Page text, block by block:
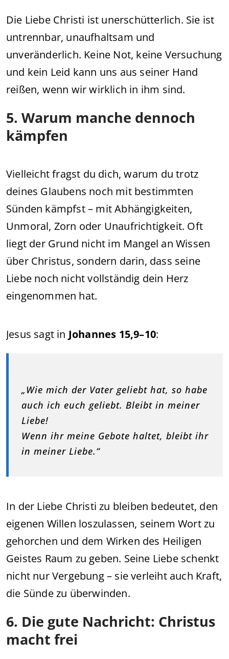
Die Liebe Christi ist unerschütterlich. Sie ist
untrennbar, unaufhaltsam und
unveränderlich. Keine Not, keine Versuchung
und kein Leid kann uns aus seiner Hand
reißen, wenn wir wirklich in ihm sind.
5. Warum manche dennoch
kämpfen
Vielleicht fragst du dich, warum du trotz
deines Glaubens noch mit bestimmten
Sünden kämpfst – mit Abhängigkeiten,
Unmoral, Zorn oder Unaufrichtigkeit. Oft
liegt der Grund nicht im Mangel an Wissen
über Christus, sondern darin, dass seine
Liebe noch nicht vollständig dein Herz
eingenommen hat.
Jesus sagt in Johannes 15,9–10:
„Wie mich der Vater geliebt hat, so habe
auch ich euch geliebt. Bleibt in meiner
Liebe!
Wenn ihr meine Gebote haltet, bleibt ihr
in meiner Liebe.“
In der Liebe Christi zu bleiben bedeutet, den
eigenen Willen loszulassen, seinem Wort zu
gehorchen und dem Wirken des Heiligen
Geistes Raum zu geben. Seine Liebe schenkt
nicht nur Vergebung – sie verleiht auch Kraft,
die Sünde zu überwinden.
6. Die gute Nachricht: Christus
macht frei